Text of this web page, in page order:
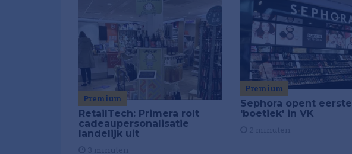
Premium
RetailTech: Primera rolt
cadeaupersonalisatie
landelijk uit
Premium
Sephora opent eerste
'boetiek' in VK